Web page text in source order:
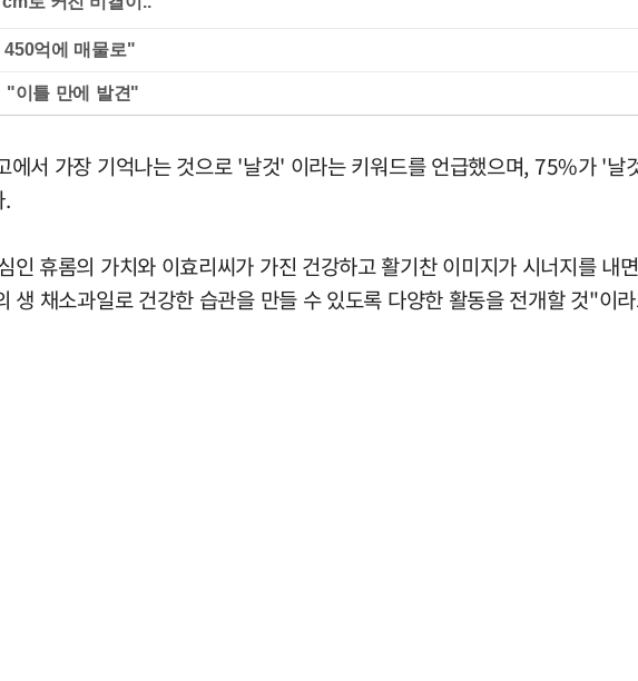
억에 매물로"
"이틀 만에 발견"
서 가장 기억나는 것으로 '날것' 이라는 키워드를 언급했으며, 75%가 '
.
인 휴롬의 가치와 이효리씨가 가진 건강하고 활기찬 이미지가 시너지를
생 채소과일로 건강한 습관을 만들 수 있도록 다양한 활동을 전개할 것"이